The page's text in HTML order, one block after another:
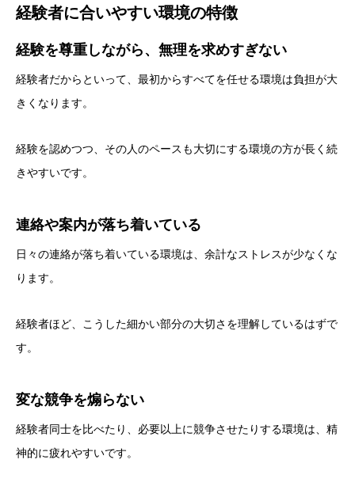
経験者に合いやすい環境の特徴
経験を尊重しながら、無理を求めすぎない
経験者だからといって、最初からすべてを任せる環境は負担が大
きくなります。
経験を認めつつ、その人のペースも大切にする環境の方が長く続
きやすいです。
連絡や案内が落ち着いている
日々の連絡が落ち着いている環境は、余計なストレスが少なくな
ります。
経験者ほど、こうした細かい部分の大切さを理解しているはずで
す。
変な競争を煽らない
経験者同士を比べたり、必要以上に競争させたりする環境は、精
神的に疲れやすいです。